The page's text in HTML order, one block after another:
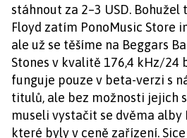
stáhnout za 2–3 USD. Bohužel
Floyd zatím PonoMusic Store
ale už se těšíme na Beggars
Stones v kvalitě 176,4 kHz/24
funguje pouze v beta-verzi s
titulů, ale bez možnosti jejich
museli vystačit se dvěma alby
které byly v ceně zařízení.